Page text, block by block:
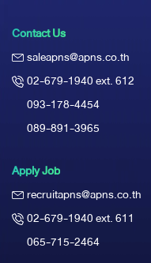
Contact Us
saleapns@apns.co.th
02-679-1940 ext. 612
093-178-4454
089-891-3965
Apply Job
recruitapns@apns.co.th
02-679-1940 ext. 611
065-715-2464